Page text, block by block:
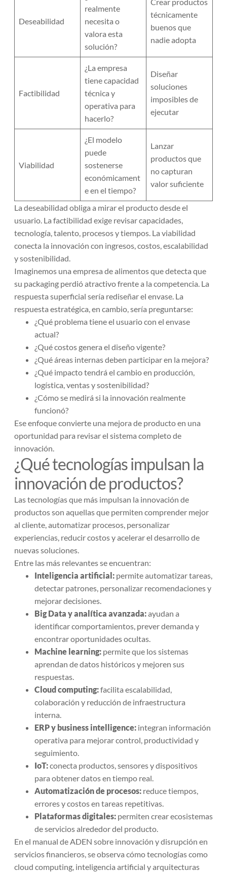
Deseabilidad
realmente
necesita o
valora esta
solución?
técnicamente
buenos que
nadie adopta
Factibilidad
¿La empresa
tiene capacidad
técnica y
operativa para
hacerlo?
Diseñar
soluciones
imposibles de
ejecutar
Viabilidad
¿El modelo
puede
sostenerse
económicament
e en el tiempo?
Lanzar
productos que
no capturan
valor suficiente
La deseabilidad obliga a mirar el producto desde el
usuario. La factibilidad exige revisar capacidades,
tecnología, talento, procesos y tiempos. La viabilidad
conecta la innovación con ingresos, costos, escalabilidad
y sostenibilidad.
Imaginemos una empresa de alimentos que detecta que
su packaging perdió atractivo frente a la competencia. La
respuesta superficial sería rediseñar el envase. La
respuesta estratégica, en cambio, sería preguntarse:
¿Qué problema tiene el usuario con el envase
actual?
¿Qué costos genera el diseño vigente?
¿Qué áreas internas deben participar en la mejora?
¿Qué impacto tendrá el cambio en producción,
logística, ventas y sostenibilidad?
¿Cómo se medirá si la innovación realmente
funcionó?
Ese enfoque convierte una mejora de producto en una
oportunidad para revisar el sistema completo de
innovación.
¿Qué tecnologías impulsan la
innovación de productos?
Las tecnologías que más impulsan la innovación de
productos son aquellas que permiten comprender mejor
al cliente, automatizar procesos, personalizar
experiencias, reducir costos y acelerar el desarrollo de
nuevas soluciones.
Entre las más relevantes se encuentran:
Inteligencia artificial: permite automatizar tareas,
detectar patrones, personalizar recomendaciones y
mejorar decisiones.
Big Data y analítica avanzada:ayudan a
identificar comportamientos, prever demanda y
encontrar oportunidades ocultas.
Machine learning: permite que los sistemas
aprendan de datos históricos y mejoren sus
respuestas.
Cloud computing:facilita escalabilidad,
colaboración y reducción de infraestructura
interna.
ERP y business intelligence: integran información
operativa para mejorar control, productividad y
seguimiento.
IoT:conecta productos, sensores y dispositivos
para obtener datos en tiempo real.
Automatización de procesos: reduce tiempos,
errores y costos en tareas repetitivas.
Plataformas digitales: permiten crear ecosistemas
de servicios alrededor del producto.
En el manual de ADEN sobre innovación y disrupción en
servicios financieros, se observa cómo tecnologías como
cloud computing, inteligencia artificial y arquitecturas